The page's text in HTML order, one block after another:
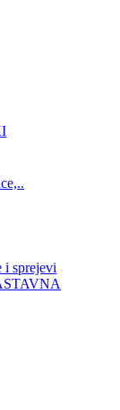
i sprejevi